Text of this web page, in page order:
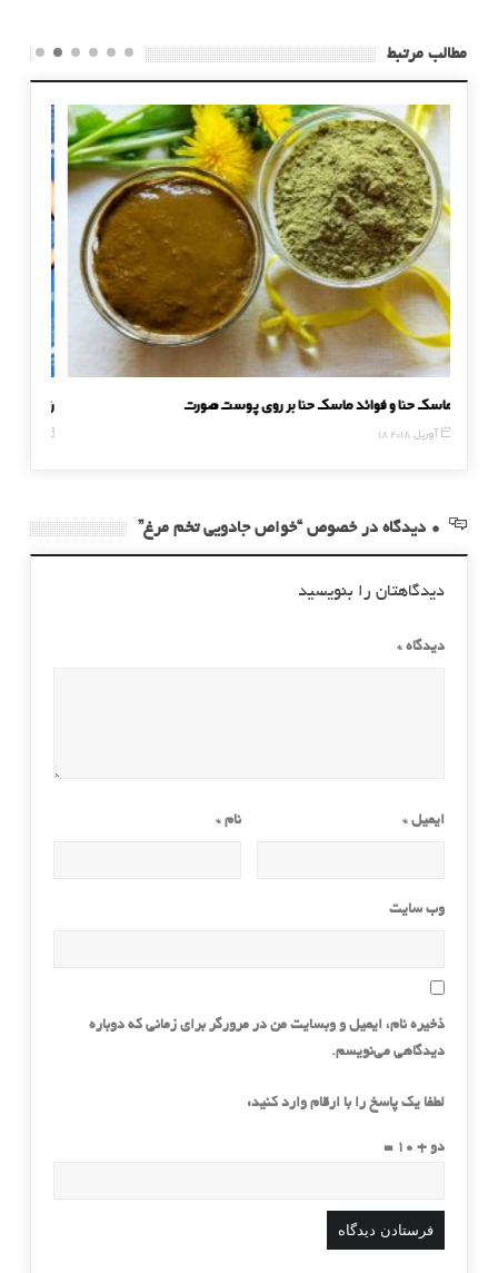
مطالب مرتبط
ماسک حنا و فوائد ماسک حنا بر روی پوست صورت
18 آوریل, 2018
دیدگاهتان را بنویسید
دیدگاه *
نام* ایمیل *
وب‌ سایت
ذخیره نام، ایمیل و وبسایت من در مرورگر برای زمانی که دوباره
دیدگاهی می‌نویسم.
لطفا یک پاسخ را با ارقام وارد کنید:
دو + 10 =